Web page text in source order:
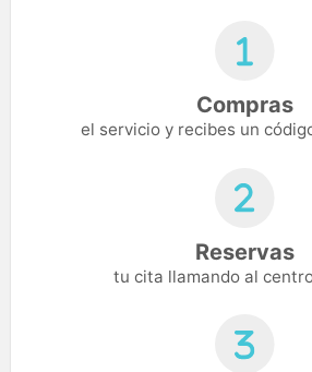
Compras
el servicio y recibes un
Reservas
tu cita llamando al